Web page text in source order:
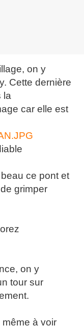
on y
Cette dernière
la
car elle est
ce pont et
grimper
on y
tour sur
à voir